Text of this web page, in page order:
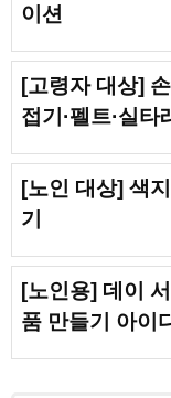
이션
[고령자 대상]
접기·펠트·실
[노인 대상] 색
기
[노인용] 데이
품 만들기 아이